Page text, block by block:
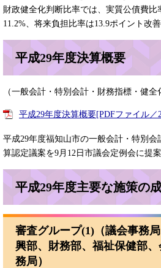
財政健全化判断比率では、実質公債費比
11.2%、将来負担比率は13.9ポイント改善
平成29年度決算概要
（一般会計・特別会計・財務指標・健全
平成29年度決算概要[PDFファイル／
平成29年度福知山市の一般会計・特別
算認定議案を9月12日市議会定例会に提案
平成29年度主要な施策の
審査グループ(1)（議会事務
興部、財務部、福祉保健部
務局）